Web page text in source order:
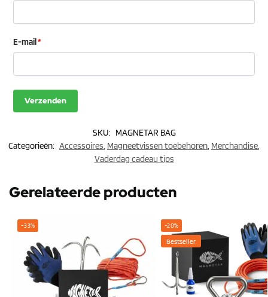
E-mail*
SKU: MAGNETAR BAG
Categorieën: Accessoires, Magneetvissen toebehoren, Merchandise,
Vaderdag cadeau tips
Gerelateerde producten
-33% -20%
Bestseller